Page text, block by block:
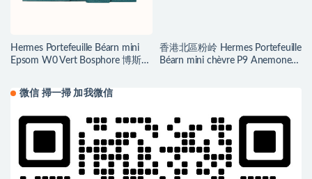
Hermes Portefeuille Béarn mini
Epsom W0 Vert Bosphore 博斯普
香港北區粉岭 Hermes Portefeuille
Béarn mini chèvre P9 Anemone
微信 掃一掃 加我微信